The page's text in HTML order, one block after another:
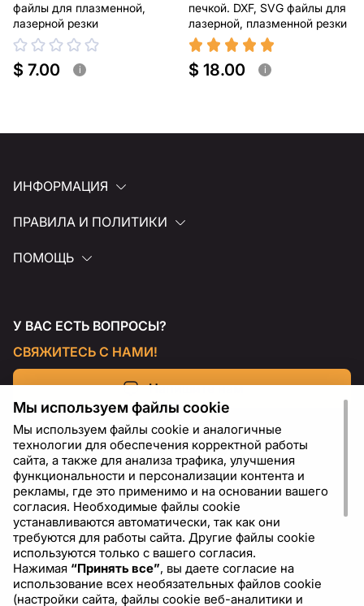
файлы для плазменной,
лазерной резки
$ 7.00 i
печкой. DXF, SVG файлы для
лазерной, плазменной резки
$ 18.00 i
ИНФОРМАЦИЯ
ПРАВИЛА И ПОЛИТИКИ
ПОМОЩЬ
У ВАС ЕСТЬ ВОПРОСЫ?
СВЯЖИТЕСЬ С НАМИ!
Напишите нам
RU USD - US Dollar ($)
Мы используем файлы cookie
Мы используем файлы cookie и аналогичные
технологии для обеспечения корректной работы
сайта, а также для анализа трафика, улучшения
функциональности и персонализации контента и
рекламы, где это применимо и на основании вашего
согласия. Необходимые файлы cookie
устанавливаются автоматически, так как они
требуются для работы сайта. Другие файлы cookie
используются только с вашего согласия.
Нажимая “Принять все”, вы даете согласие на
использование всех необязательных файлов cookie
(настройки сайта, файлы cookie веб-аналитики и